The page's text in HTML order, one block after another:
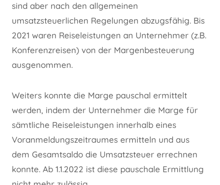
sind aber nach den allgemeinen
umsatzsteuerlichen Regelungen abzugsfähig. Bis
2021 waren Reiseleistungen an Unternehmer (z.B.
Konferenzreisen) von der Margenbesteuerung
ausgenommen.
Weiters konnte die Marge pauschal ermittelt
werden, indem der Unternehmer die Marge für
sämtliche Reiseleistungen innerhalb eines
Voranmeldungszeitraumes ermitteln und aus
dem Gesamtsaldo die Umsatzsteuer errechnen
konnte. Ab 1.1.2022 ist diese pauschale Ermittlung